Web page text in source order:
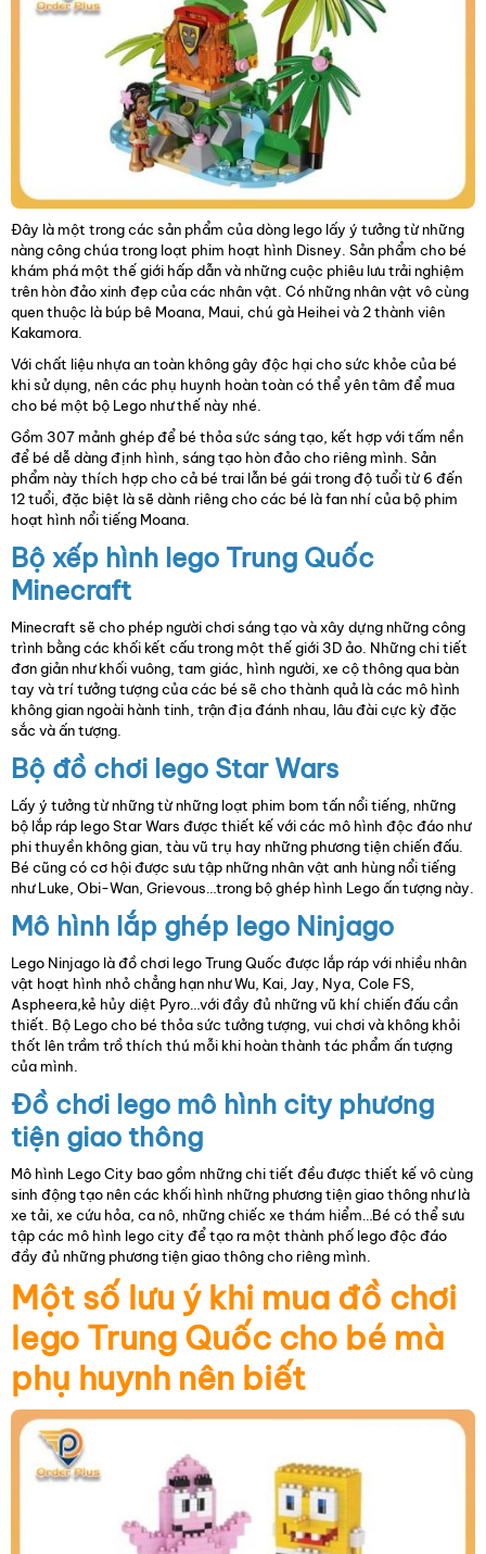
Đây là một trong các sản phẩm của dòng lego lấy ý tưởng từ những
nàng công chúa trong loạt phim hoạt hình Disney. Sản phẩm cho bé
khám phá một thế giới hấp dẫn và những cuộc phiêu lưu trải nghiệm
trên hòn đảo xinh đẹp của các nhân vật. Có những nhân vật vô cùng
quen thuộc là búp bê Moana, Maui, chú gà Heihei và 2 thành viên
Kakamora.
Với chất liệu nhựa an toàn không gây độc hại cho sức khỏe của bé
khi sử dụng, nên các phụ huynh hoàn toàn có thể yên tâm để mua
cho bé một bộ Lego như thế này nhé.
Gồm 307 mảnh ghép để bé thỏa sức sáng tạo, kết hợp với tấm nền
để bé dễ dàng định hình, sáng tạo hòn đảo cho riêng mình. Sản
phẩm này thích hợp cho cả bé trai lẫn bé gái trong độ tuổi từ 6 đến
12 tuổi, đặc biệt là sẽ dành riêng cho các bé là fan nhí của bộ phim
hoạt hình nổi tiếng Moana.
Bộ xếp hình lego Trung Quốc
Minecraft
Minecraft sẽ cho phép người chơi sáng tạo và xây dựng những công
trình bằng các khối kết cấu trong một thế giới 3D ảo. Những chi tiết
đơn giản như khối vuông, tam giác, hình người, xe cộ thông qua bàn
tay và trí tưởng tượng của các bé sẽ cho thành quả là các mô hình
không gian ngoài hành tinh, trận địa đánh nhau, lâu đài cực kỳ đặc
sắc và ấn tượng.
Bộ đồ chơi lego Star Wars
Lấy ý tưởng từ những từ những loạt phim bom tấn nổi tiếng, những
bộ lắp ráp lego Star Wars được thiết kế với các mô hình độc đáo như
phi thuyền không gian, tàu vũ trụ hay những phương tiện chiến đấu.
Bé cũng có cơ hội được sưu tập những nhân vật anh hùng nổi tiếng
như Luke, Obi-Wan, Grievous…trong bộ ghép hình Lego ấn tượng này.
Mô hình lắp ghép lego Ninjago
Lego Ninjago là đồ chơi lego Trung Quốc được lắp ráp với nhiều nhân
vật hoạt hình nhỏ chẳng hạn như Wu, Kai, Jay, Nya, Cole FS,
Aspheera,kẻ hủy diệt Pyro…với đầy đủ những vũ khí chiến đấu cần
thiết. Bộ Lego cho bé thỏa sức tưởng tượng, vui chơi và không khỏi
thốt lên trầm trồ thích thú mỗi khi hoàn thành tác phẩm ấn tượng
của mình.
Đồ chơi lego mô hình city phương
tiện giao thông
Mô hình Lego City bao gồm những chi tiết đều được thiết kế vô cùng
sinh động tạo nên các khối hình những phương tiện giao thông như là
xe tải, xe cứu hỏa, ca nô, những chiếc xe thám hiểm…Bé có thể sưu
tập các mô hình lego city để tạo ra một thành phố lego độc đáo
đầy đủ những phương tiện giao thông cho riêng mình.
Một số lưu ý khi mua đồ chơi
lego Trung Quốc cho bé mà
phụ huynh nên biết